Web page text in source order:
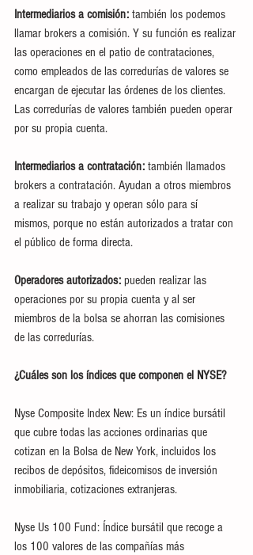
Intermediarios a comisión: también los podemos
llamar brokers a comisión. Y su función es realizar
las operaciones en el patio de contrataciones,
como empleados de las corredurías de valores se
encargan de ejecutar las órdenes de los clientes.
Las corredurías de valores también pueden operar
por su propia cuenta.
Intermediarios a contratación: también llamados
brokers a contratación. Ayudan a otros miembros
a realizar su trabajo y operan sólo para sí
mismos, porque no están autorizados a tratar con
el público de forma directa.
Operadores autorizados: pueden realizar las
operaciones por su propia cuenta y al ser
miembros de la bolsa se ahorran las comisiones
de las corredurías.
¿Cuáles son los índices que componen el NYSE?
Nyse Composite Index New: Es un índice bursátil
que cubre todas las acciones ordinarias que
cotizan en la Bolsa de New York, incluidos los
recibos de depósitos, fideicomisos de inversión
inmobiliaria, cotizaciones extranjeras.
Nyse Us 100 Fund: Índice bursátil que recoge a
los 100 valores de las compañías más